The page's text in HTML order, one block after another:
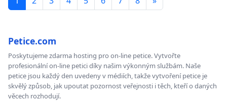
Petice.com
Poskytujeme zdarma hosting pro on-line petice. Vytvořte
profesionální on-line petici díky našim výkonným službám. Naše
petice jsou každý den uvedeny v médiích, takže vytvoření petice je
skvělý způsob, jak upoutat pozornost veřejnosti i těch, kteří o daných
věcech rozhodují.